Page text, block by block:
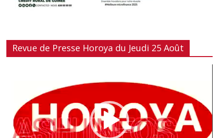
Revue de Presse Horoya du Jeudi 25 Août